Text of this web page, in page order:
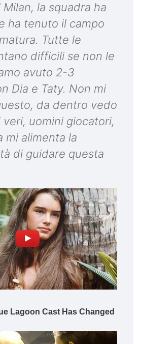
Milan, la squadra ha
ha tenuto il campo
Tutte le
difficili se non le
avuto 2-3
Dia e Taty. Non mi
da dentro vedo
uomini giocatori,
mi alimenta la
di guidare questa